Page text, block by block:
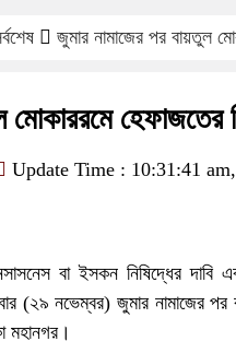
জুমার নামাজের পর বায়তুল
মোকাররমে হেফাজতের
Update Time : 10:31:41
বা ইসকন নিষিদ্ধের দাবি
(২৯ নভেম্বর) জুমার নামাজের পর
মহানগর।